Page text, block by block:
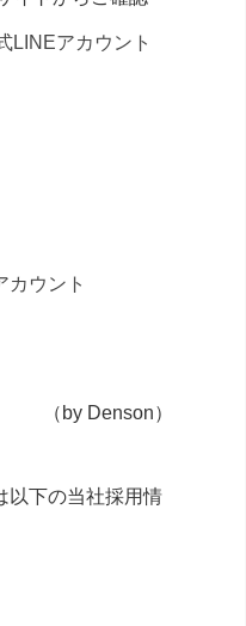
LINEアカウント
カウント
（by Denson）
以下の当社採用情